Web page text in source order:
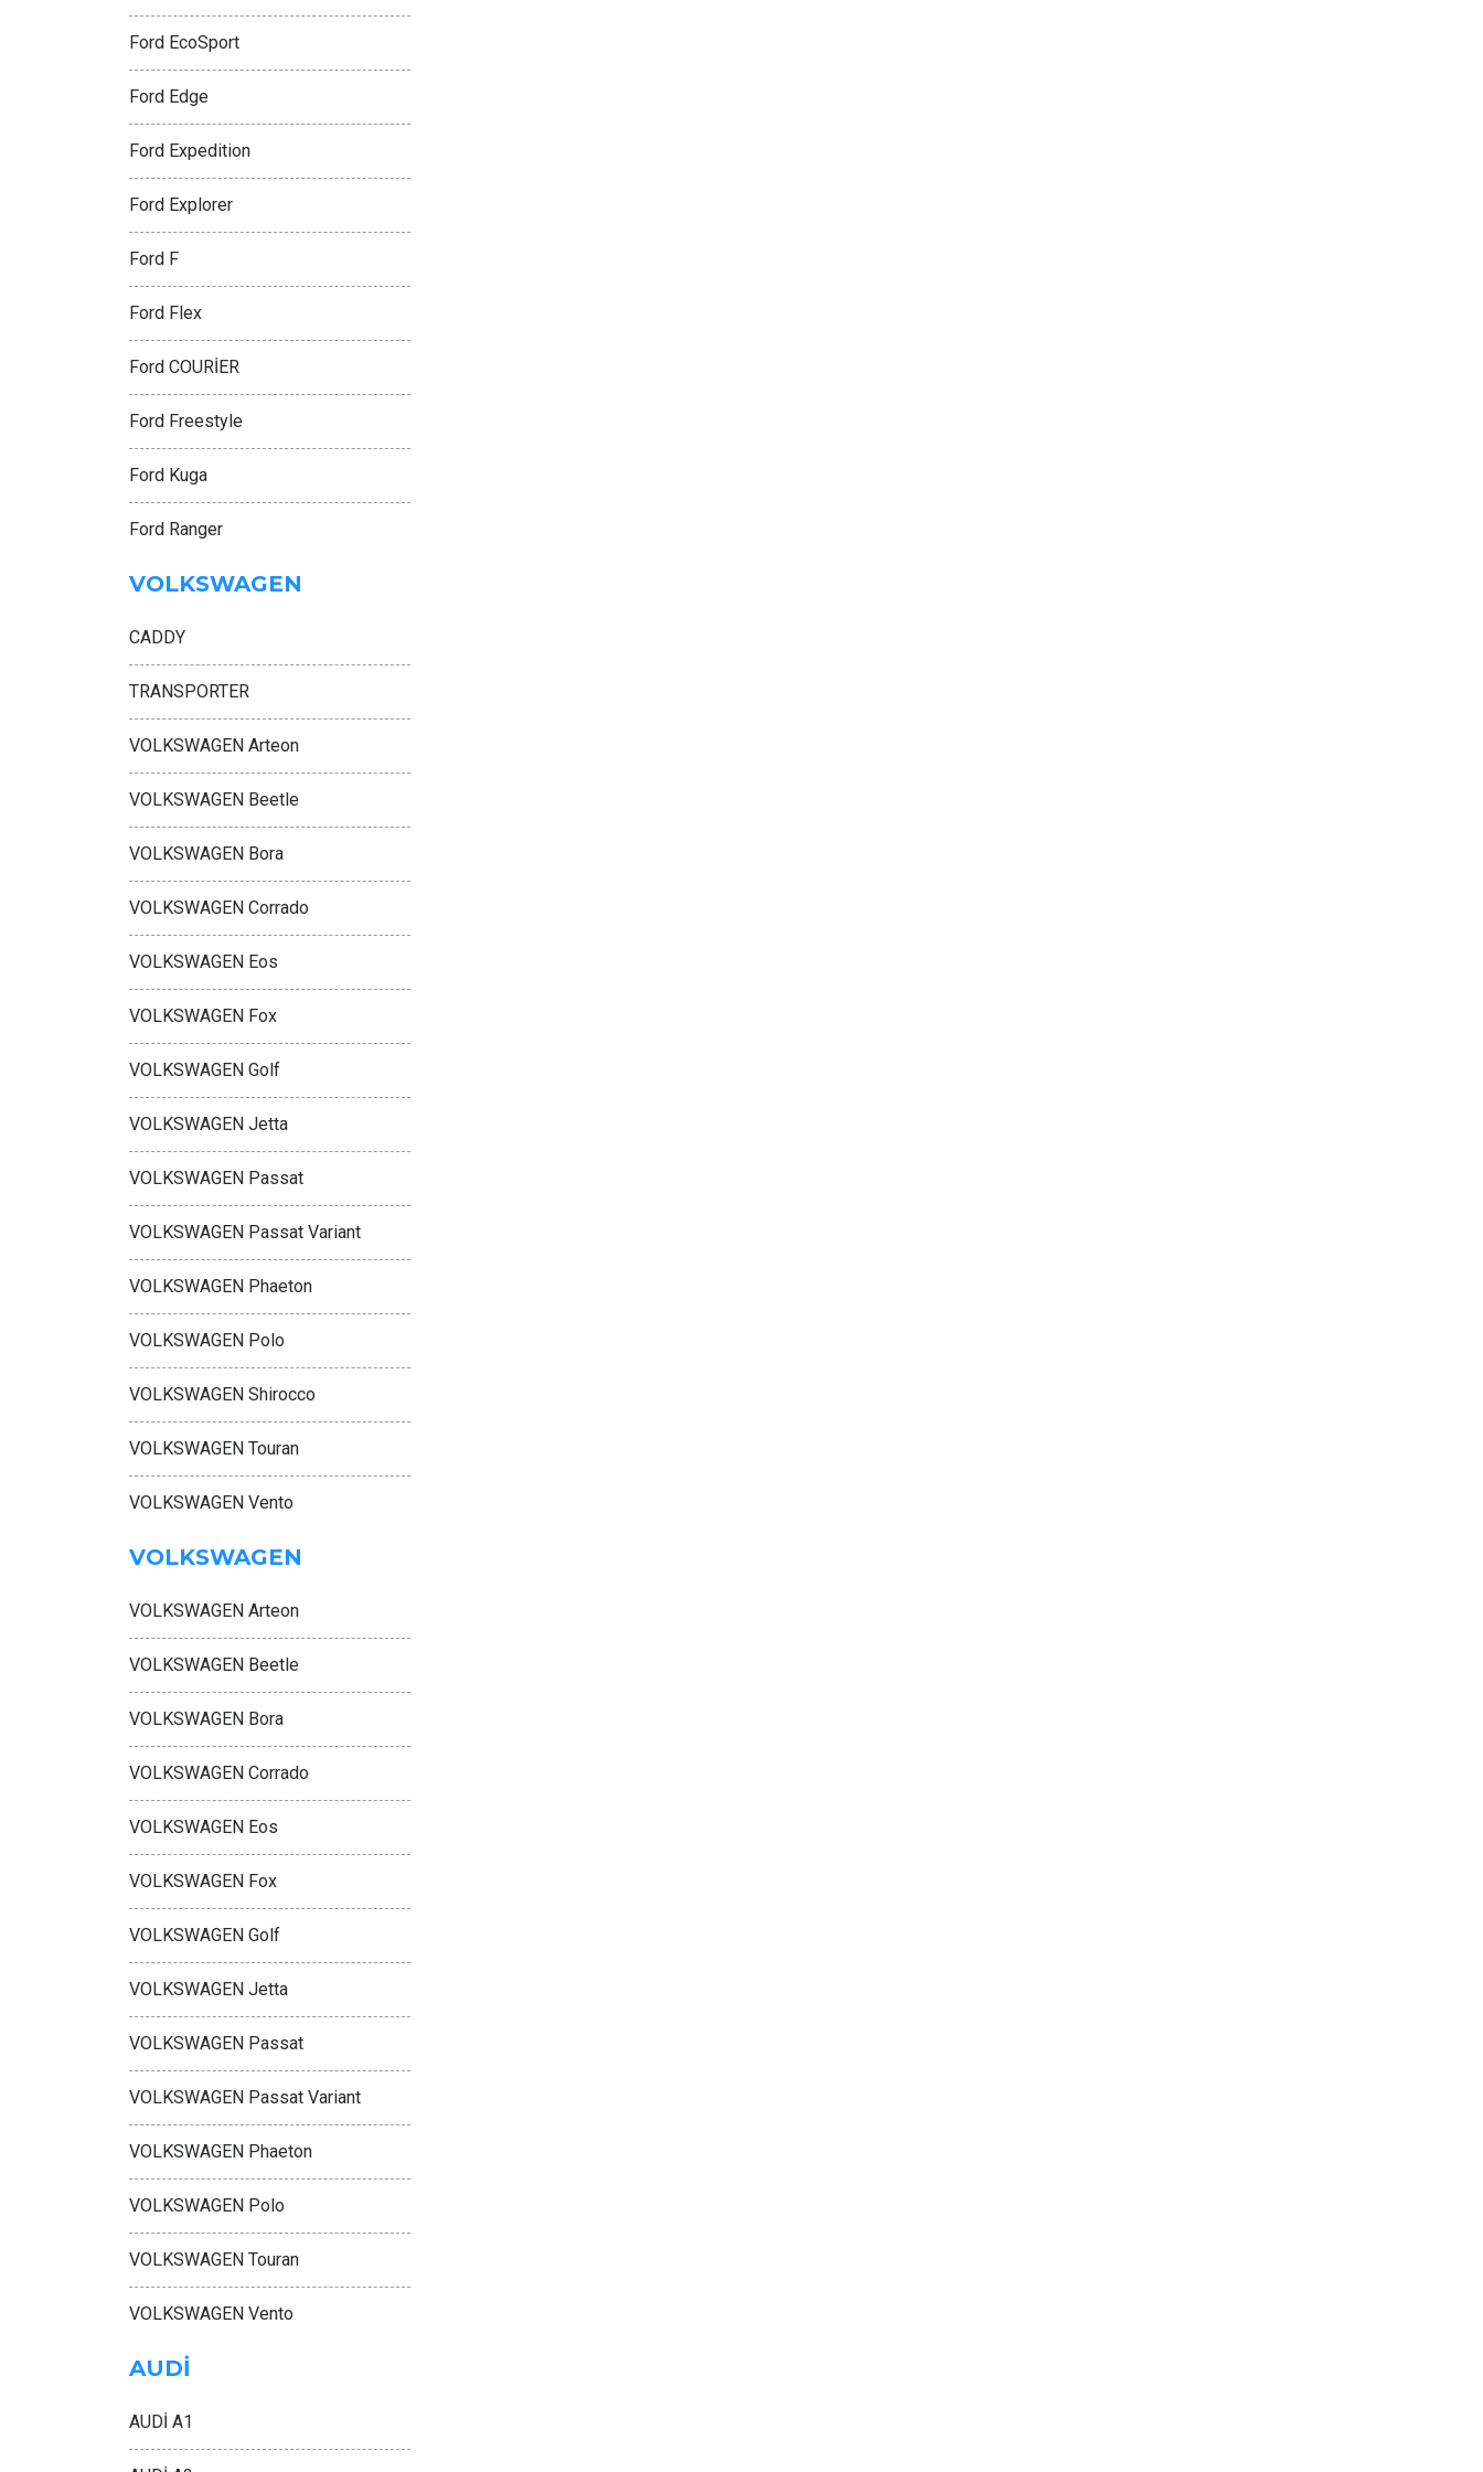
Ford EcoSport
Ford Edge
Ford Expedition
Ford Explorer
Ford F
Ford Flex
Ford COURİER
Ford Freestyle
Ford Kuga
Ford Ranger
VOLKSWAGEN
CADDY
TRANSPORTER
VOLKSWAGEN Arteon
VOLKSWAGEN Beetle
VOLKSWAGEN Bora
VOLKSWAGEN Corrado
VOLKSWAGEN Eos
VOLKSWAGEN Fox
VOLKSWAGEN Golf
VOLKSWAGEN Jetta
VOLKSWAGEN Passat
VOLKSWAGEN Passat Variant
VOLKSWAGEN Phaeton
VOLKSWAGEN Polo
VOLKSWAGEN Shirocco
VOLKSWAGEN Touran
VOLKSWAGEN Vento
VOLKSWAGEN
VOLKSWAGEN Arteon
VOLKSWAGEN Beetle
VOLKSWAGEN Bora
VOLKSWAGEN Corrado
VOLKSWAGEN Eos
VOLKSWAGEN Fox
VOLKSWAGEN Golf
VOLKSWAGEN Jetta
VOLKSWAGEN Passat
VOLKSWAGEN Passat Variant
VOLKSWAGEN Phaeton
VOLKSWAGEN Polo
VOLKSWAGEN Touran
VOLKSWAGEN Vento
AUDİ
AUDİ A1